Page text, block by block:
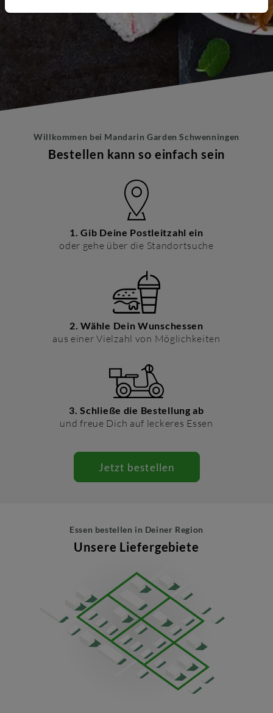
Willkommen bei Mandarin Garden Schwenningen
Bestellen kann so einfach sein
1. Gib Deine Postleitzahl ein
oder gehe über die Standortsuche
2. Wähle Dein Wunschessen
aus einer Vielzahl von Möglichkeiten
3. Schließe die Bestellung ab
und freue Dich auf leckeres Essen
Jetzt bestellen
Essen bestellen in Deiner Region
Unsere Liefergebiete